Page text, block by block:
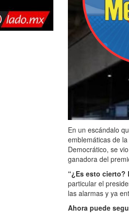
En un escándalo
emblemáticas de
Democrático, se
ganadora del
“¿Es esto
particular el
las alarmas y ya
Ahora puede